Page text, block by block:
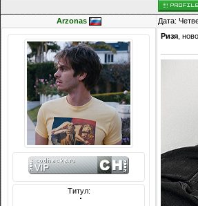
Arzonas Дата:
Титул:
  ̍̍̍̍̍̍̍̍̍̍̍̍̍̍̍̍̍̍̍̍̍̍̍̍̍̍̍̍̍̍̍̍̍̍̍̍̍̍̍̍̍̍̍̍̍̍
Ризя ,